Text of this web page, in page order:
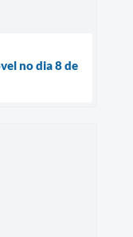
no dia 8 de